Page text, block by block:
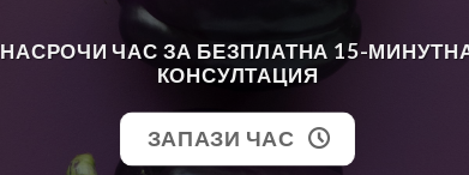
НАСРОЧИ ЧАС ЗА БЕЗПЛАТНА 15-
КОНСУЛТАЦИЯ
ЗАПАЗИ ЧАС